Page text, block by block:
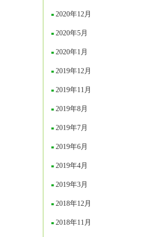
2020年12月
2020年5月
2020年1月
2019年12月
2019年11月
2019年8月
2019年7月
2019年6月
2019年4月
2019年3月
2018年12月
2018年11月